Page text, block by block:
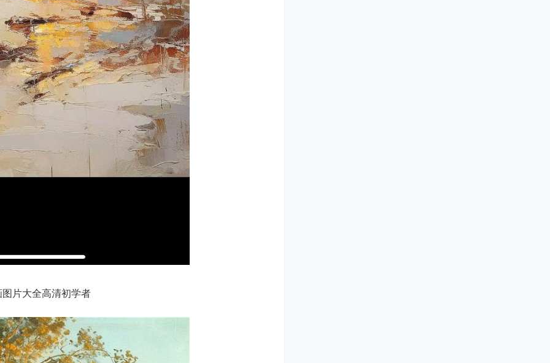
片大全高清初学者